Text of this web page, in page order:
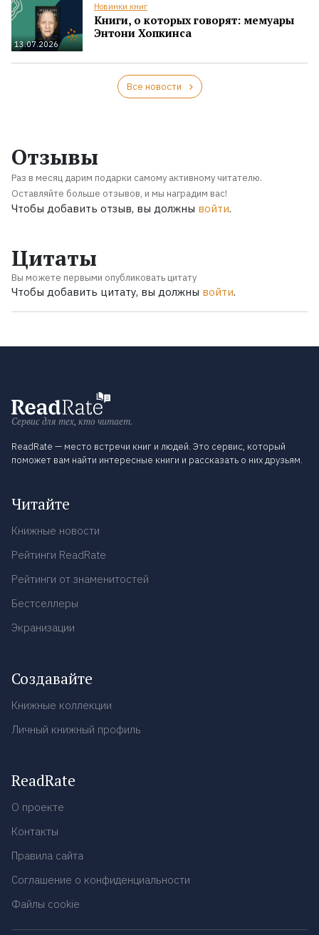
13.07.2026
Новинки книг
Книги, о которых говорят: мемуары
Энтони Хопкинса
Все новости
Отзывы
Раз в месяц дарим подарки самому активному читателю.
Оставляйте больше отзывов, и мы наградим вас!
Чтобы добавить отзыв, вы должны войти.
Цитаты
Вы можете первыми опубликовать цитату
Чтобы добавить цитату, вы должны войти.
Сервис для тех, кто читает.
ReadRate — место встречи книг и людей. Это сервис, который
поможет вам найти интересные книги и рассказать о них друзьям.
Читайте
Книжные новости
Рейтинги ReadRate
Рейтинги от знаменитостей
Бестселлеры
Экранизации
Создавайте
Книжные коллекции
Личный книжный профиль
ReadRate
О проекте
Контакты
Правила сайта
Соглашение о конфиденциальности
Файлы cookie